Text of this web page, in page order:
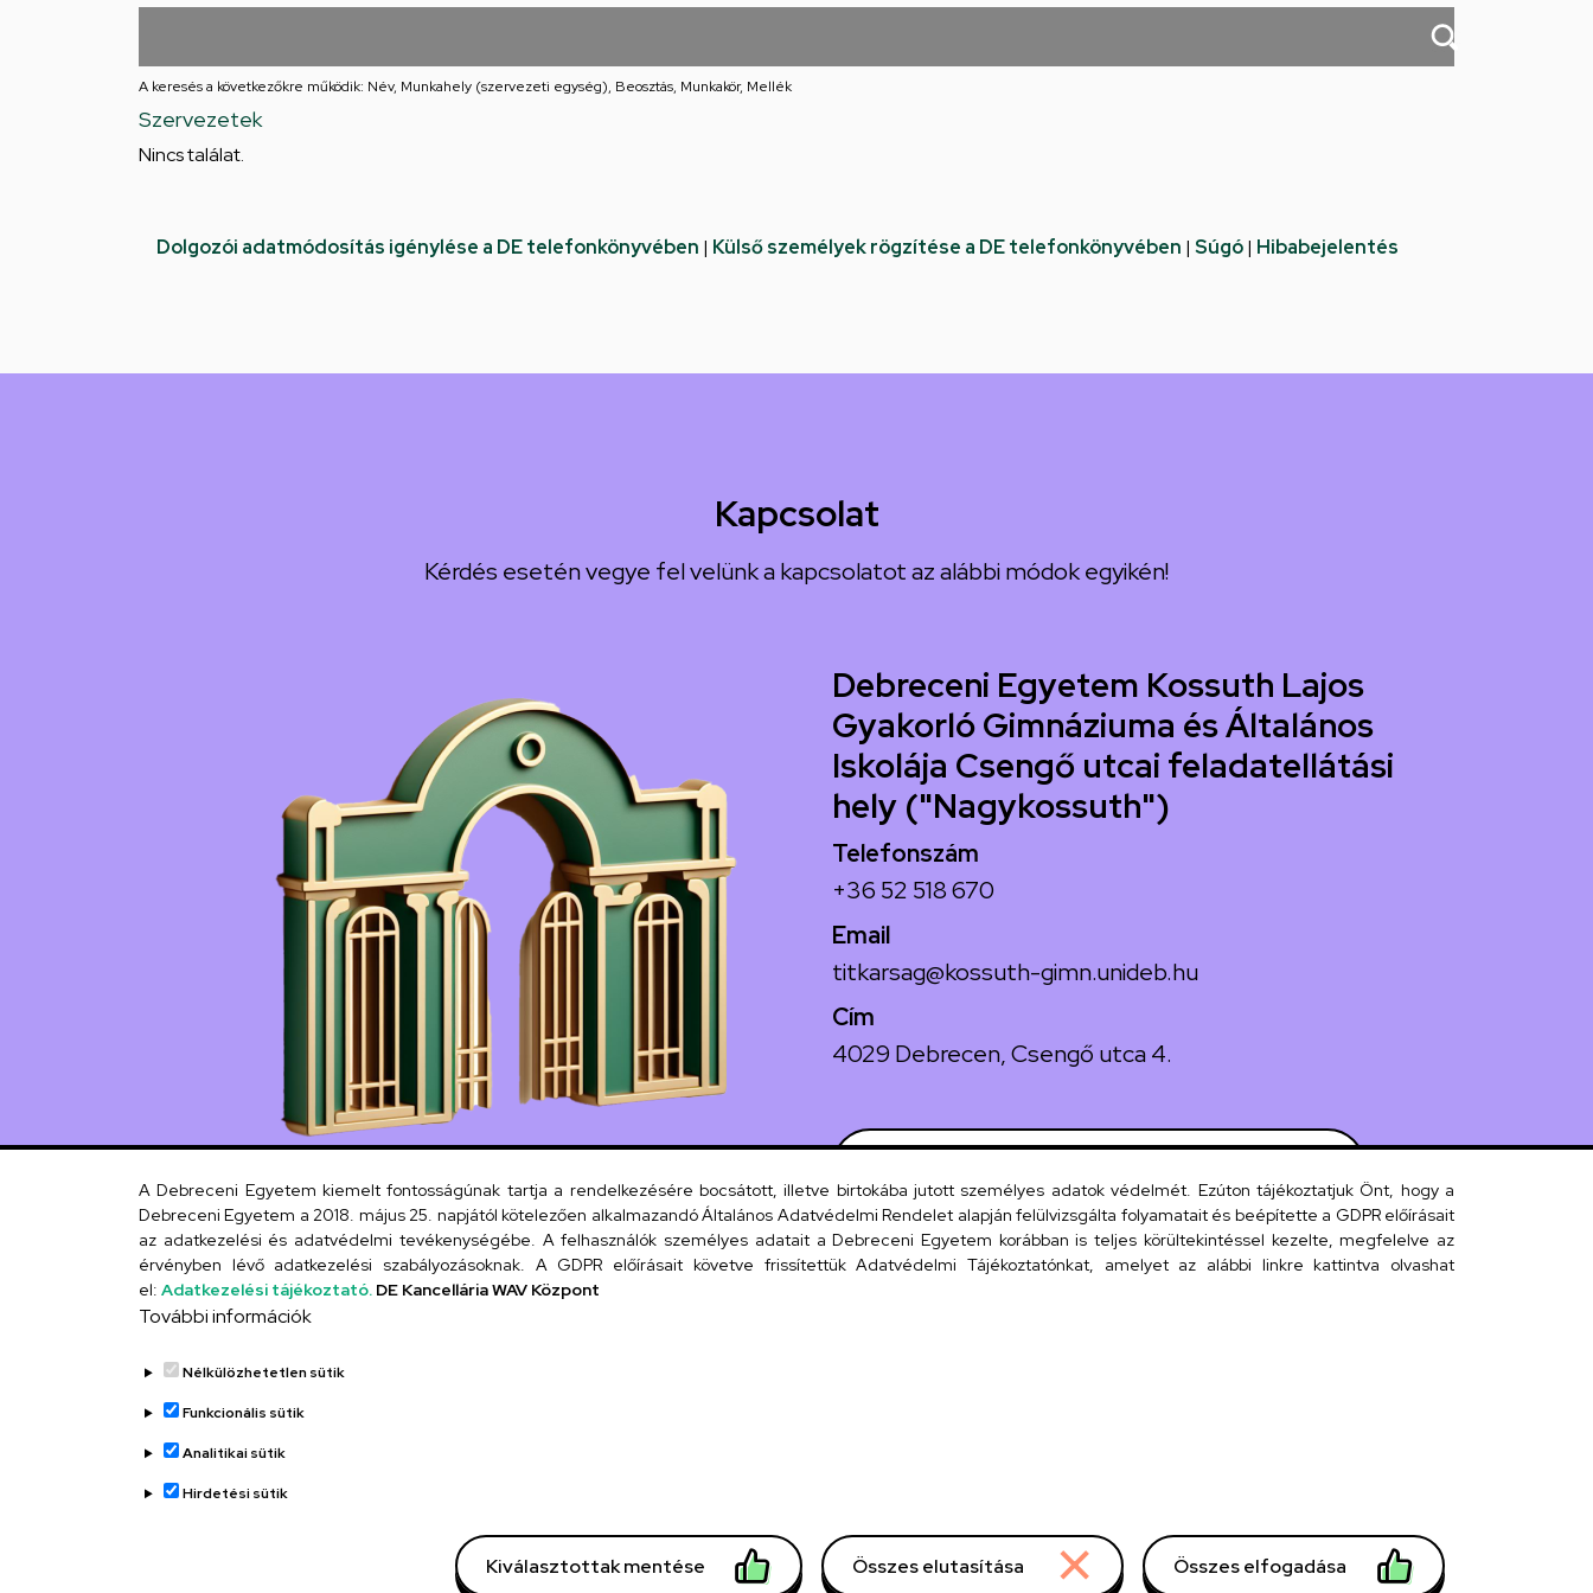
feladatellátási
A keresés a következőkre működik: Név, Munkahely (szervezeti egység), Beosztás, Munkakör, Mellék
Szervezetek
Nincs találat.
Dolgozói adatmódosítás igénylése a DE telefonkönyvében | Külső személyek rögzítése a DE telefonkönyvében | Súgó| Hibabejelentés
Kapcsolat
Kérdés esetén vegye fel velünk a kapcsolatot az alábbi módok egyikén!
Debreceni Egyetem Kossuth Lajos
Gyakorló Gimnáziuma és Általános
Iskolája Csengő utcai feladatellátási
hely ("Nagykossuth")
Telefonszám
+36 52 518 670
Email
titkarsag@kossuth-gimn.unideb.hu
Cím
4029 Debrecen, Csengő utca 4.
UD telefonkönyv
Technikai információk
A Debreceni Egyetem kiemelt fontosságúnak tartja a rendelkezésére bocsátott, illetve birtokába jutott személyes adatok védelmét. Ezúton tájékoztatjuk Önt, hogy a
Debreceni Egyetem a 2018. május 25. napjától kötelezően alkalmazandó Általános Adatvédelmi Rendelet alapján felülvizsgálta folyamatait és beépítette a GDPR előírásait
az adatkezelési és adatvédelmi tevékenységébe. A felhasználók személyes adatait a Debreceni Egyetem korábban is teljes körültekintéssel kezelte, megfelelve az
érvényben lévő adatkezelési szabályozásoknak. A GDPR előírásait követve frissítettük Adatvédelmi Tájékoztatónkat, amelyet az alábbi linkre kattintva olvashat
el: Adatkezelési tájékoztató. DE Kancellária WAV Központ
További információk
Nélkülözhetetlen sütik
Funkcionális sütik
Analitikai sütik
Hirdetési sütik
Kiválasztottak mentése Összes elutasítása Withdraw consent
Összes elfogadása